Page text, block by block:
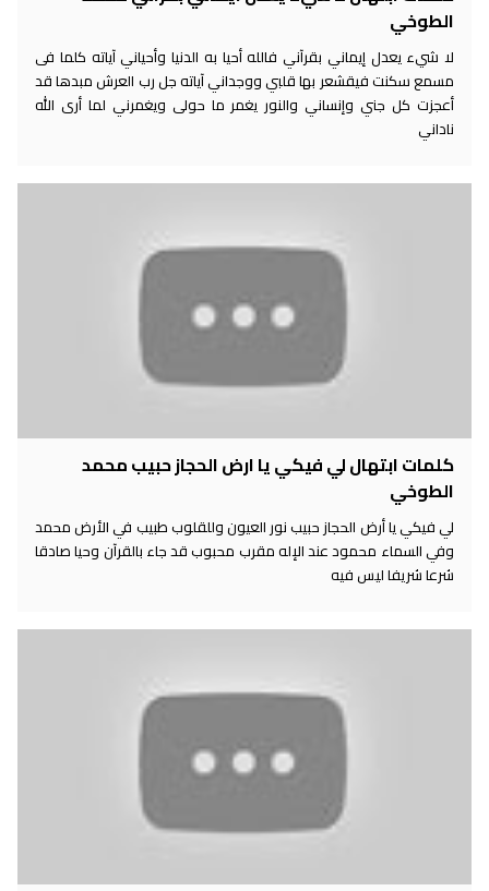
الطوخي
لا شيء يعدل إيماني بقرآني فالله أحيا به الدنيا وأحياني آياته كلما فى
مسمع سكنت فيقشعر بها قلبي ووجداني آياته جل رب العرش مبدها قد
أعجزت كل جني وإنساني والنور يغمر ما حولى ويغمرني لما أرى الله
ناداني
كلمات ابتهال لي فيكي يا ارض الحجاز حبيب محمد
الطوخي
لي فيكي يا أرض الحجاز حبيب نور العيون وللقلوب طبيب في الأرض محمد
وفي السماء محمود عند الإله مقرب محبوب قد جاء بالقرآن وحيا صادقا
شرعا شريفا ليس فيه